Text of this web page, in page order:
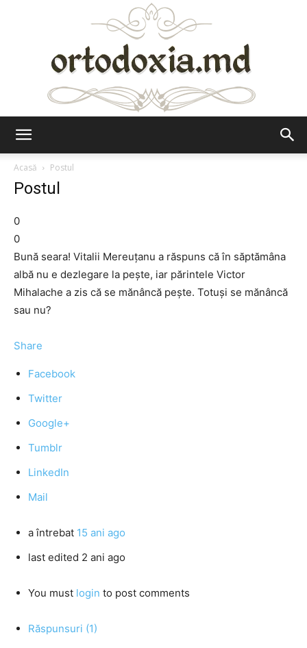
Acasă
Postul
Postul
0
0
Bună seara! Vitalii Mereuțanu a răspuns că în săptămâna
albă nu e dezlegare la pește, iar părintele Victor
Mihalache a zis că se mănâncă pește. Totuși se mănâncă
sau nu?
Share
Facebook
Twitter
Google+
Tumblr
LinkedIn
Mail
a întrebat 15 ani ago
last edited 2 ani ago
You must login to post comments
Răspunsuri (1)